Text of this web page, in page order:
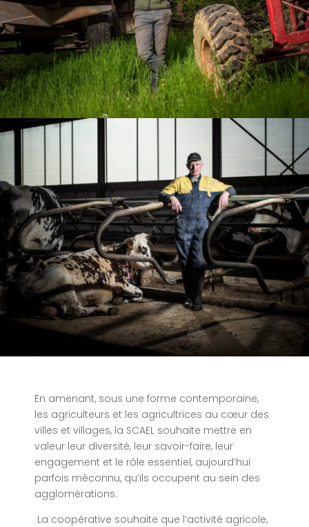
En amenant, sous une forme contemporaine,
les agriculteurs et les agricultrices au cœur des
villes et villages, la SCAEL souhaite mettre en
valeur leur diversité, leur savoir-faire, leur
engagement et le rôle essentiel, aujourd’hui
parfois méconnu, qu’ils occupent au sein des
agglomérations.
La coopérative souhaite que l’activité agricole,